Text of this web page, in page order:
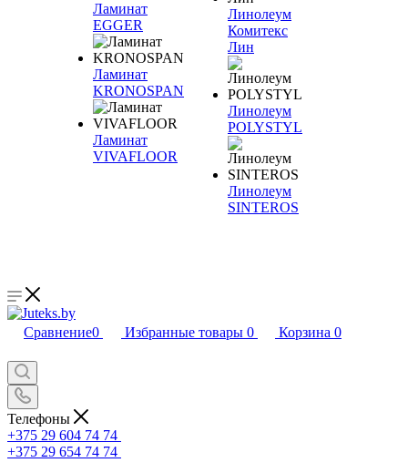
Ламинат
EGGER
Ламинат
KRONOSPAN
Ламинат
VIVAFLOOR
Линолеум
Комитекс
Лин
Линолеум
POLYSTYL
Линолеум
SINTEROS
Сравнение0 Избранные товары 0 Корзина 0
Телефоны
+375 29 604 74 74
+375 29 654 74 74